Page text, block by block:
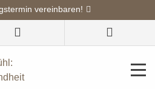
vereinbaren!